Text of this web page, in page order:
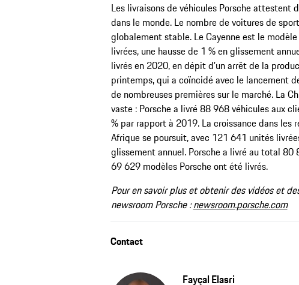
Les livraisons de véhicules Porsche attestent
dans le monde. Le nombre de voitures de
globalement stable. Le Cayenne est le
livrées, une hausse de 1 % en glissement
livrés en 2020, en dépit d’un arrêt de la
printemps, qui a coïncidé avec le lancement
de nombreuses premières sur le marché. La
vaste : Porsche a livré 88 968 véhicules aux
% par rapport à 2019. La croissance dans les
Afrique se poursuit, avec 121 641 unités
glissement annuel. Porsche a livré au total 80
69 629 modèles Porsche ont été livrés.
Pour en savoir plus et obtenir des vidéos et
newsroom Porsche :newsroom.porsche.com
Contact
Fayçal Elasri